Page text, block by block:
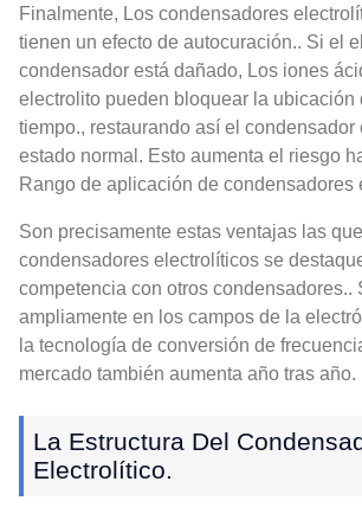
Finalmente, Los condensadores
tienen un efecto de autocuración.. Si el
condensador está dañado, Los iones
electrolito pueden bloquear la ubicación
tiempo., restaurando así el condensador
estado normal. Esto aumenta el riesgo
Rango de aplicación de condensadores
Son precisamente estas ventajas las
condensadores electrolíticos se
competencia con otros condensadores..
ampliamente en los campos de la
la tecnología de conversión de
mercado también aumenta año tras año.
La Estructura Del
Electrolítico.